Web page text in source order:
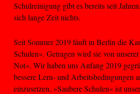
Schulreinigung gibt es bereits seit
sich lange Zeit nichts.
Seit Sommer 2019 läuft in Berlin die
Schulen«. Getragen wird sie von
Not«. Wir haben uns Anfang 2019
bessere Lern- und Arbeitsbedingungen
einzusetzen. »Saubere Schulen« ist